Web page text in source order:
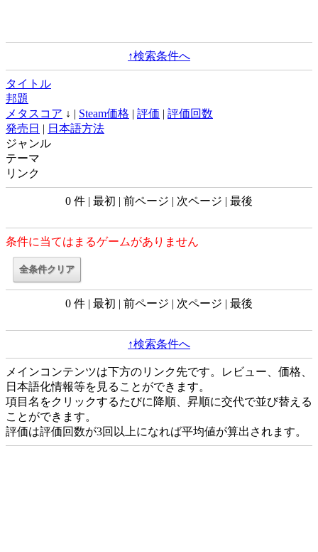
↑検索条件へ
タイトル
邦題
メタスコア ↓ | Steam価格 | 評価 | 評価回数
発売日 | 日本語方法
ジャンル
テーマ
リンク
0 件 | 最初 | 前ページ | 次ページ | 最後
条件に当てはまるゲームがありません
0 件 | 最初 | 前ページ | 次ページ | 最後
↑検索条件へ
メインコンテンツは下方のリンク先です。レビュー、価格、
日本語化情報等を見ることができます。
項目名をクリックするたびに降順、昇順に交代で並び替える
ことができます。
評価は評価回数が3回以上になれば平均値が算出されます。